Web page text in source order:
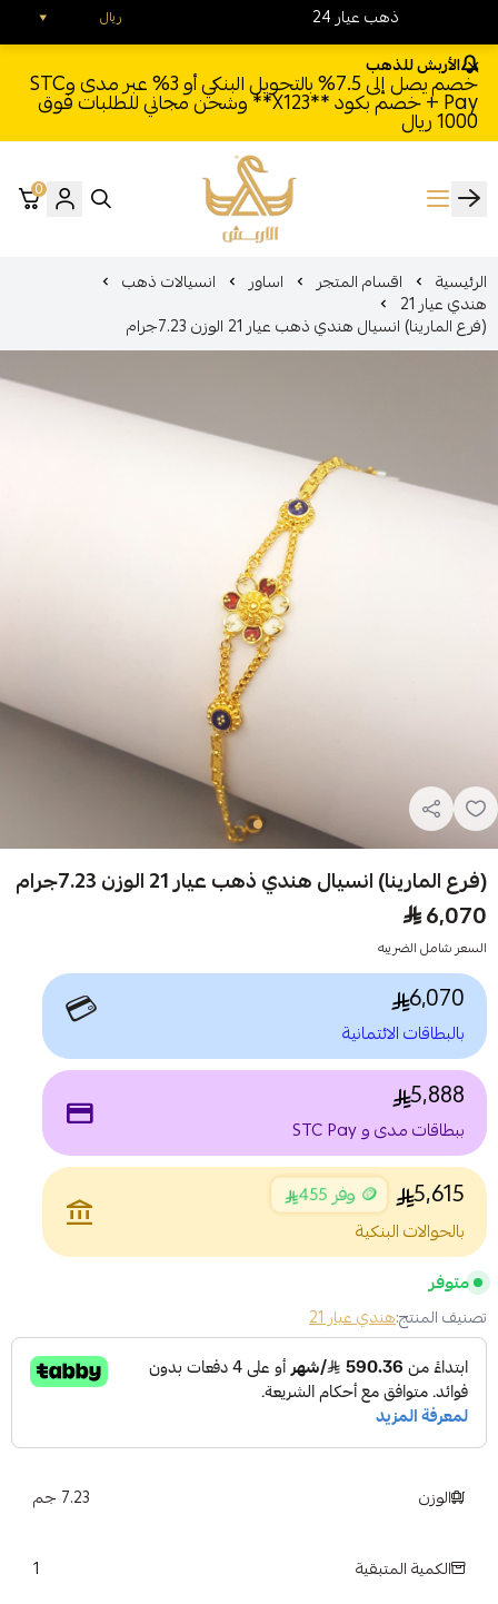
الأربش للذهب
خصم يصل إلى 7.5% بالتحويل البنكي أو 3% عبر مدى وSTC
Pay + خصم بكود **X123** وشحن مجاني للطلبات فوق
1000 ريال
الأربش للذهب
0
الرئيسية اقسام المتجر اساور انسيالات ذهب
هندي عيار 21
(فرع المارينا) انسيال هندي ذهب عيار 21 الوزن 7.23جرام
(فرع المارينا) انسيال هندي ذهب عيار 21 الوزن 7.23جرام
6,070
السعر شامل الضريبه
6,070
بالبطاقات الائتمانية 💳
5,888
ببطاقات مدى و STC Pay payment
5,615 🪙 وفر 455
بالحوالات البنكية
account_balance
متوفر
تصنيف المنتج:هندي عيار 21
الوزن 7.23 جم
الكمية المتبقية 1
24 ذهب عيار ريال